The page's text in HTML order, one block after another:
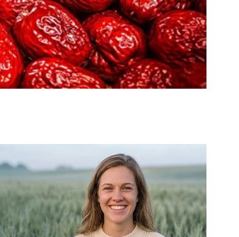
ากจะให้ความสบาย ต าแล้ว ยังให้ความสบายใจอีก
จ้ง ควรให้น้ำ 5-7 วันต่อครั้ง นอกจากนี้ต้นโมกยัง
ในอัตรา 1-2 กิโลกรัม/ต้น ควรใส่ปีละ 4-6 ครั้ง